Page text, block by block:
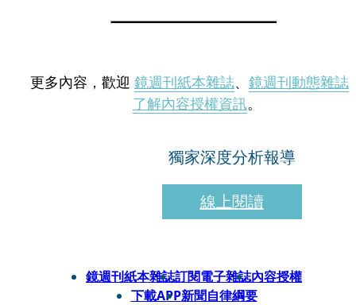
更多內容，歡迎 鏡週刊紙本雜誌、 鏡週刊動態雜誌
了解內容授權資訊。
獨家深度分析報導
線上閱讀
鏡週刊紙本雜誌訂閱電子雜誌內容授權
下載APP新聞自律綱要